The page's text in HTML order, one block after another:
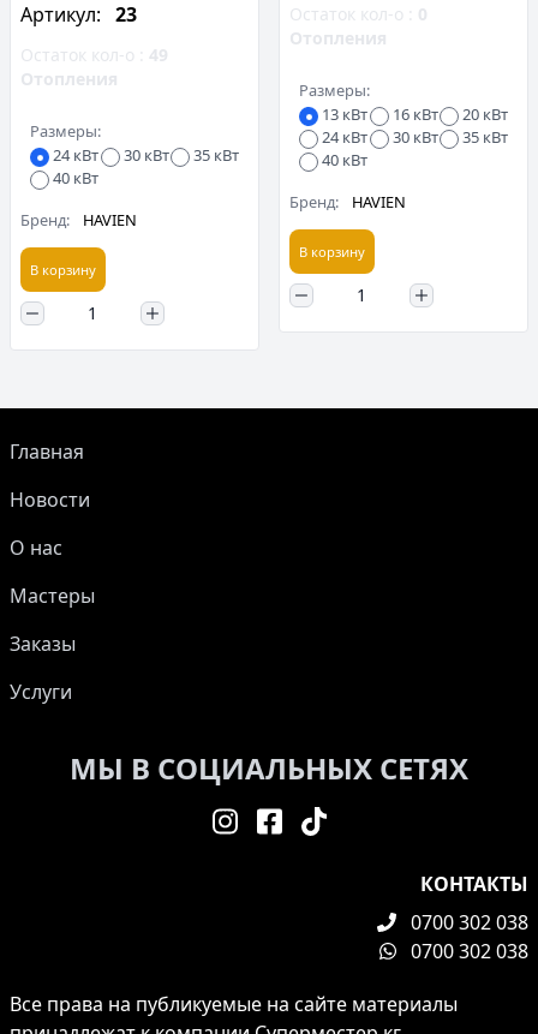
Артикул: 23
Остаток кол-о : 49
Отопления
Размеры:
24 кВт
30 кВт
35 кВт
40 кВт
Бренд:
HAVIEN
В корзину
Остаток кол-о : 0
Отопления
Размеры:
13 кВт
16 кВт
20 кВт
24 кВт
30 кВт
35 кВт
40 кВт
Бренд:
HAVIEN
В корзину
Главная
Новости
О нас
Мастеры
Заказы
Услуги
МЫ В СОЦИАЛЬНЫХ СЕТЯХ
КОНТАКТЫ
0700 302 038
0700 302 038
Все права на публикуемые на сайте материалы